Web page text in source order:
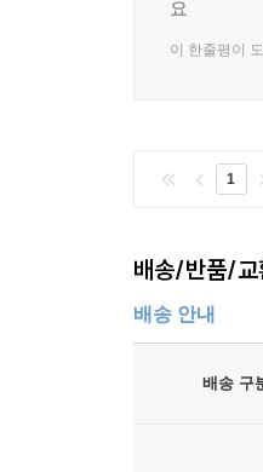
요
이 한줄평이
1
배송/반품/교
배송 안내
배송 구